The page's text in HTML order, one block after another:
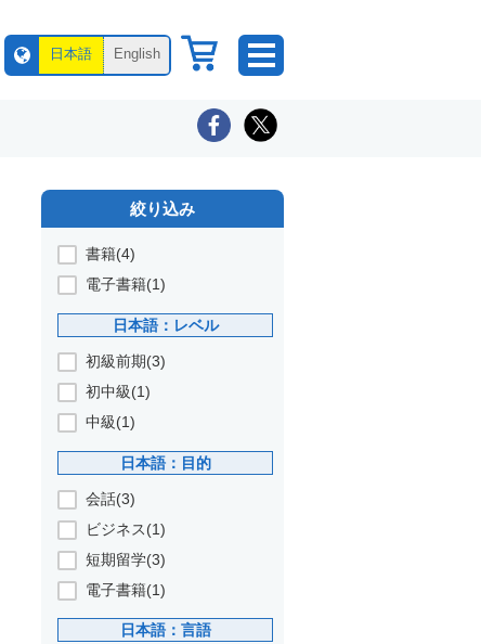
日本語 English
絞り込み
書籍(4)
電子書籍(1)
日本語：レベル
初級前期(3)
初中級(1)
中級(1)
日本語：目的
会話(3)
ビジネス(1)
短期留学(3)
電子書籍(1)
日本語：言語